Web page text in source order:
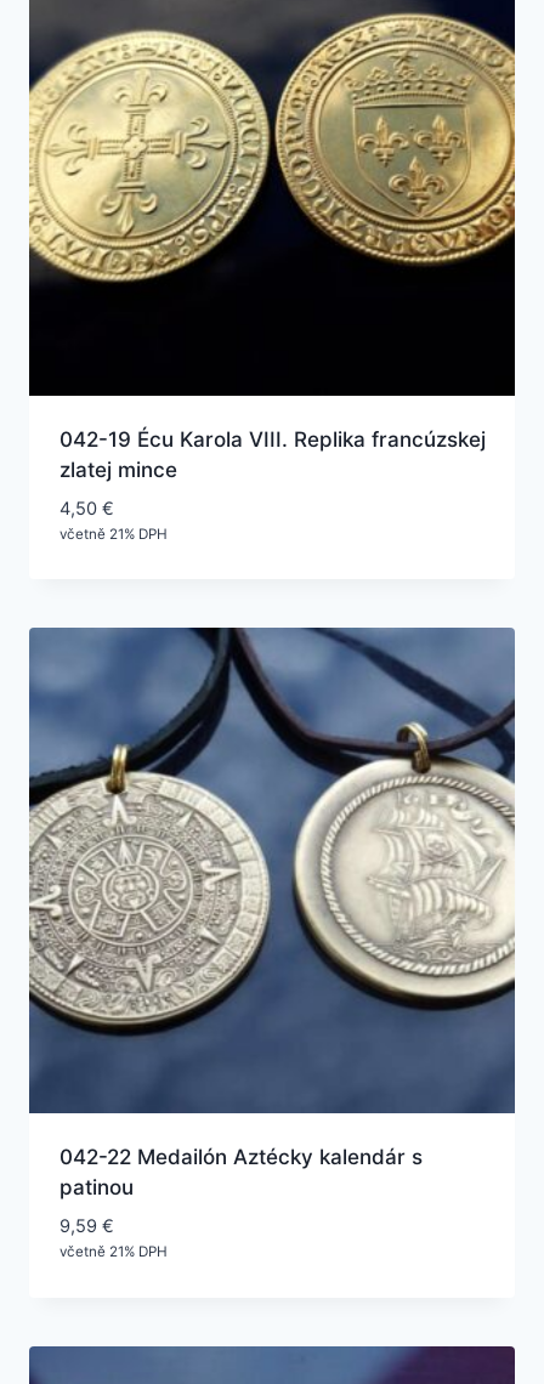
042-19 Écu Karola VIII. Replika francúzskej
zlatej mince
4,50 €
včetně 21% DPH
042-22 Medailón Aztécky kalendár s
patinou
9,59 €
včetně 21% DPH